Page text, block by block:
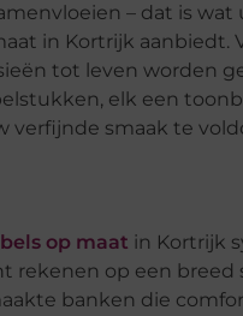
– dat is wat
in Kortrijk aanbiedt.
tot leven worden
elk een
verfijnde smaak te
op maat in Kortrijk
op een breed
banken die